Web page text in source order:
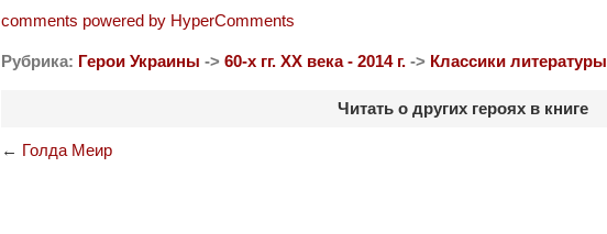
comments powered by HyperComments
Рубрика: Герои Украины -> 60-х гг. ХХ века - 2014 г. -> Классики литературы
Читать о других героях в книге
← Голда Меир